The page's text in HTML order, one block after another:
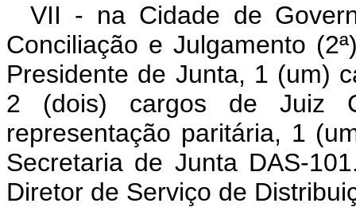
VII - na Cidade de
Conciliação e Julgamento
Presidente de Junta, 1 (um)
2 (dois) cargos de Juiz
representação paritária, 1
Secretaria de Junta DAS-
Diretor de Serviço de